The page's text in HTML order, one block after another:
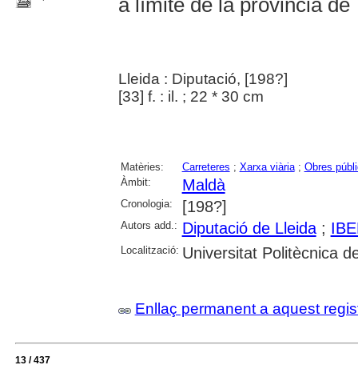
a límite de la provincia de
Lleida : Diputació, [198?]
[33] f. : il. ; 22 * 30 cm
Matèries: Carreteres ; Xarxa viària; Obres
Àmbit:
Maldà
Cronologia: [198?]
Autors add.: Diputació de Lleida;
Localització: Universitat Politècnica
Enllaç permanent a aquest
13 / 437